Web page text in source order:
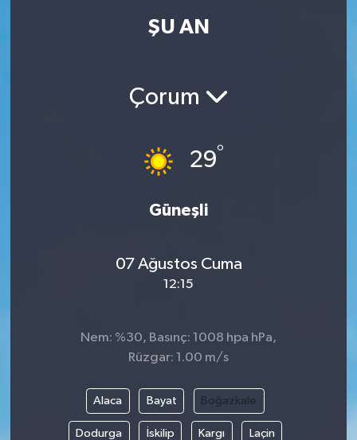
ŞU AN
Çorum
29°
Güneşli
07 Ağustos Cuma
12:15
Nem: %30, Basınç: 1008 hpa hPa,
Rüzgar: 1.00 m/s
Alaca Bayat Boğazkale
Dodurga İskilip Kargı Laçin
Osmancık
Uğurludağ